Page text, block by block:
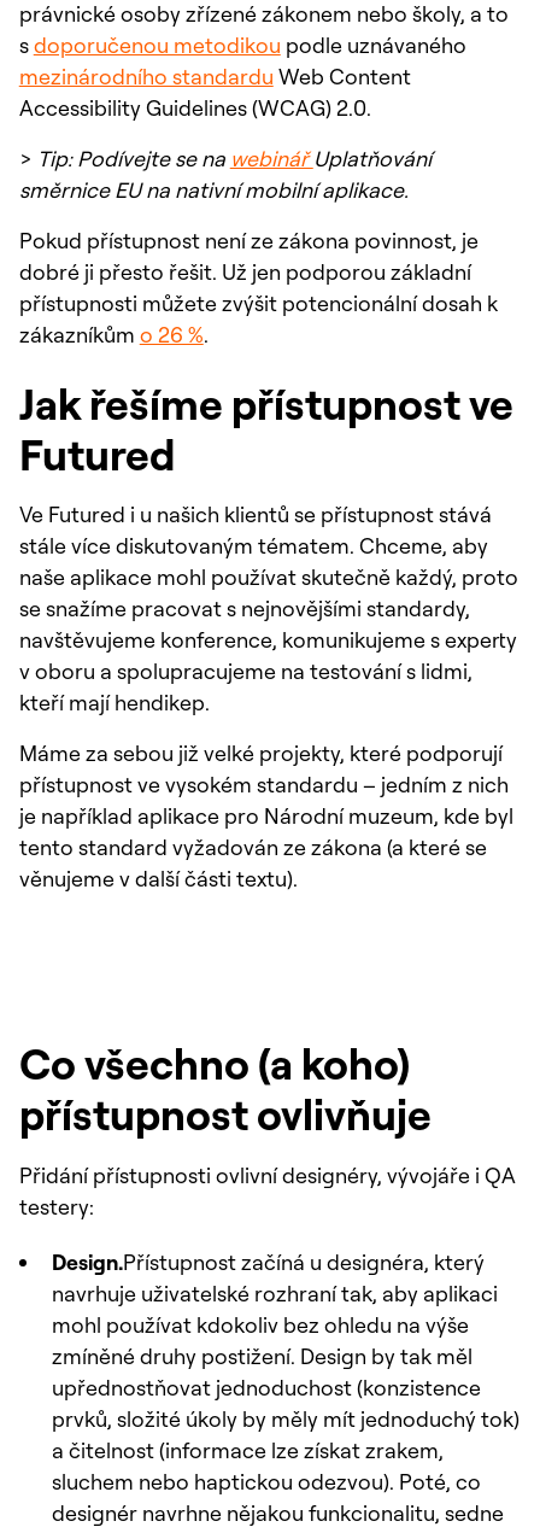
právnické osoby zřízené zákonem nebo školy, a to
sdoporučenou metodikou podle uznávaného
mezinárodního standardu Web Content
Accessibility Guidelines (WCAG) 2.0.
> Tip: Podívejte se na webinářUplatňování
směrnice EU na nativní mobilní aplikace.
Pokud přístupnost není ze zákona povinnost, je
dobré ji přesto řešit. Už jen podporou základní
přístupnosti můžete zvýšit potencionální dosah k
zákazníkům o 26 %.
Jak řešíme přístupnost ve
Futured
Ve Futured i u našich klientů se přístupnost stává
stále více diskutovaným tématem. Chceme, aby
naše aplikace mohl používat skutečně každý, proto
se snažíme pracovat s nejnovějšími standardy,
navštěvujeme konference, komunikujeme s experty
v oboru a spolupracujeme na testování s lidmi,
kteří mají hendikep.
Máme za sebou již velké projekty, které podporují
přístupnost ve vysokém standardu – jedním z nich
je například aplikace pro Národní muzeum, kde byl
tento standard vyžadován ze zákona (a které se
věnujeme v další části textu).
Co všechno (a koho)
přístupnost ovlivňuje
Přidání přístupnosti ovlivní designéry, vývojáře i QA
testery:
Design.Přístupnost začíná u designéra, který
navrhuje uživatelské rozhraní tak, aby aplikaci
mohl používat kdokoliv bez ohledu na výše
zmíněné druhy postižení. Design by tak měl
upřednostňovat jednoduchost (konzistence
prvků, složité úkoly by měly mít jednoduchý tok)
a čitelnost (informace lze získat zrakem,
sluchem nebo haptickou odezvou). Poté, co
designér navrhne nějakou funkcionalitu, sedne